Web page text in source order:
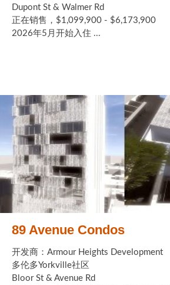
Dupont St & Walmer Rd
正在销售，$1,099,900 - $6,173,900
2026年5月开始入住 ...
89 Avenue Condos
开发商：Armour Heights Development
多伦多Yorkville社区
Bloor St & Avenue Rd